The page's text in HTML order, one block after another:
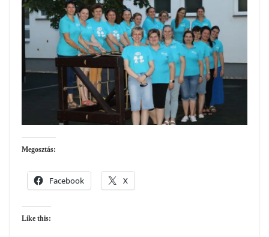
Megosztás:
Facebook X
Like this: